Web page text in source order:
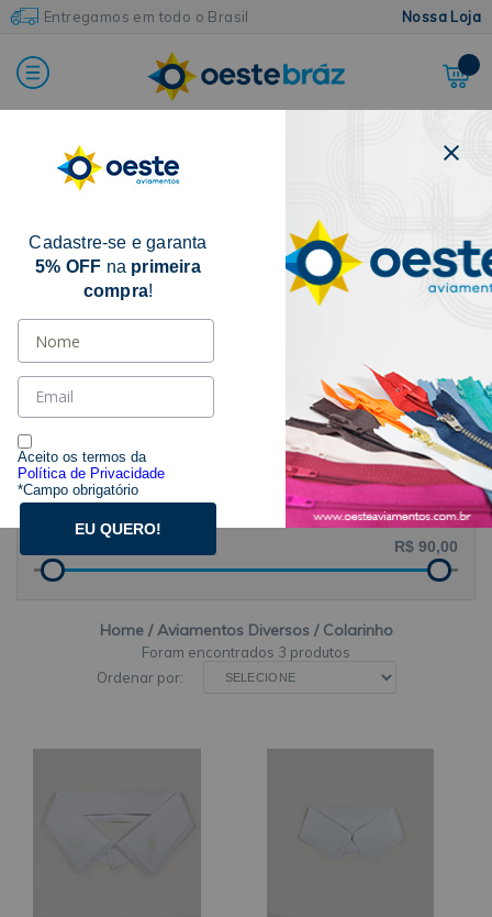
Entregamos em todo o Brasil Nossa Loja
CATEGORIA
MARCAS
(3)
PREÇO POR
Home Aviamentos Diversos Colarinho
3 produtos
Ordenar por:
Cadastre-se e garanta
5% OFF na primeira
compra!
Aceito os termos da
Política de Privacidade
*Campo obrigatório
EU QUERO!